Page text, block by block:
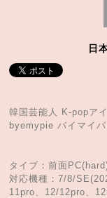
日
韓国芸能人 K-popア
byemypie バイマイパ
タイプ：前面
対応機種：7/8/
11pro、12/12pro、